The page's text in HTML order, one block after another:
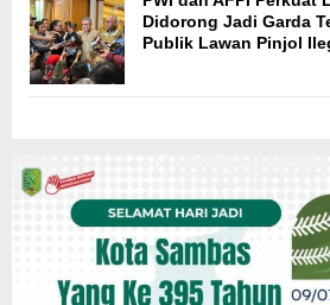
Didorong Jadi Garda
Publik Lawan Pinjol